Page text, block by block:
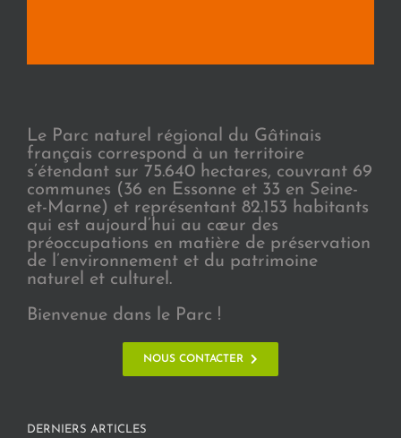
Le Parc naturel régional du Gâtinais
français correspond à un territoire
s’étendant sur 75.640 hectares, couvrant 69
communes (36 en Essonne et 33 en Seine-
et-Marne) et représentant 82.153 habitants
qui est aujourd’hui au cœur des
préoccupations en matière de préservation
de l’environnement et du patrimoine
naturel et culturel.
Bienvenue dans le Parc !
NOUS CONTACTER
DERNIERS ARTICLES